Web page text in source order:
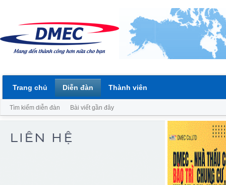
Trang chủ Diễn đàn
Tìm kiếm diễn đàn Bài viết gần đây
Thành viên